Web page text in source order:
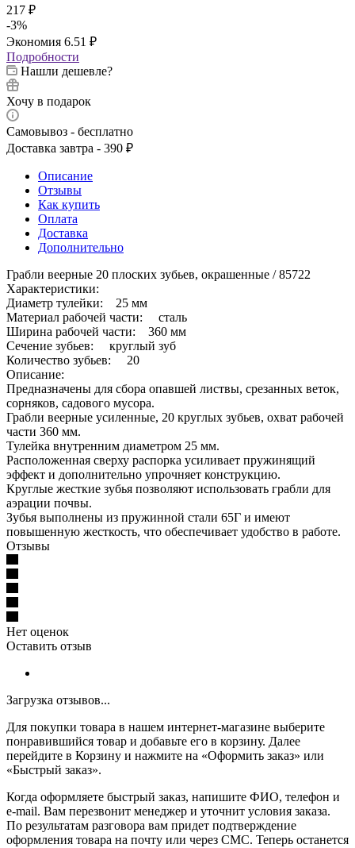
217 ₽
-3%
Экономия 6.51 ₽
Подробности
Нашли дешевле?
Хочу в подарок
Самовывоз - бесплатно
Доставка завтра - 390 ₽
Описание
Отзывы
Как купить
Оплата
Доставка
Дополнительно
Грабли веерные 20 плоских зубьев, окрашенные / 85722
Характеристики:
Диаметр тулейки: 25 мм
Материал рабочей части: сталь
Ширина рабочей части: 360 мм
Сечение зубьев: круглый зуб
Количество зубьев: 20
Описание:
Предназначены для сбора опавшей листвы, срезанных веток,
сорняков, садового мусора.
Грабли веерные усиленные, 20 круглых зубьев, охват рабочей
части 360 мм.
Тулейка внутренним диаметром 25 мм.
Расположенная сверху распорка усиливает пружинящий
эффект и дополнительно упрочняет конструкцию.
Круглые жесткие зубья позволяют использовать грабли для
аэрации почвы.
Зубья выполнены из пружинной стали 65Г и имеют
повышенную жесткость, что обеспечивает удобство в работе.
Отзывы
Нет оценок
Оставить отзыв
Загрузка отзывов...
Для покупки товара в нашем интернет-магазине выберите
понравившийся товар и добавьте его в корзину. Далее
перейдите в Корзину и нажмите на «Оформить заказ» или
«Быстрый заказ».
Когда оформляете быстрый заказ, напишите ФИО, телефон и
e-mail. Вам перезвонит менеджер и уточнит условия заказа.
По результатам разговора вам придет подтверждение
оформления товара на почту или через СМС. Теперь останется